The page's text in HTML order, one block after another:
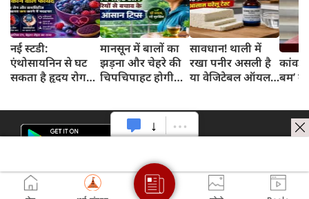
नई स्टडी:
एंथोसायनिन से घट
सकता है हृदय रोग
मानसून में बालों का
झड़ना और चेहरे की
चिपचिपाहट होगी
ये 5 लाइफस्टाइल
टिप्स
सावधान! थाली में
रखा पनीर असली है
या वेजिटेबल ऑयल
जानें सच्चाई
कांवड़
बम’